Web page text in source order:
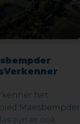
het
Maesbempder
zijn er ook